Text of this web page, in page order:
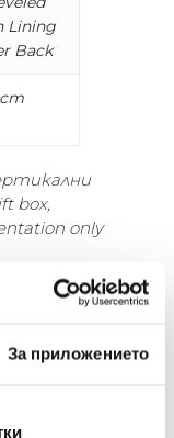
За приложението
Lining
Back
cm
box,
only
ръчно
и
гръб от
МЕБЕЛИ ЗА ДОМА И